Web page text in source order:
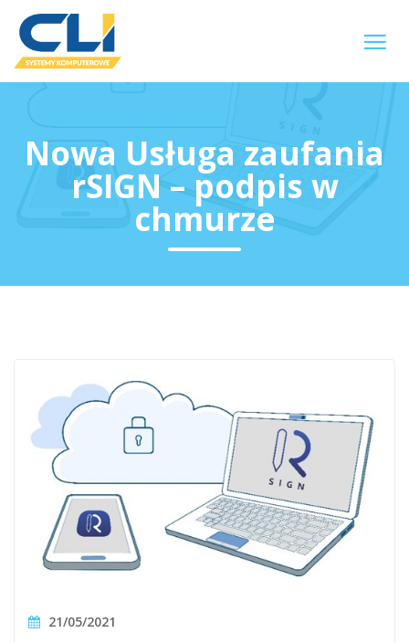
Nowa Usługa zaufania
rSIGN – podpis w
chmurze
21/05/2021